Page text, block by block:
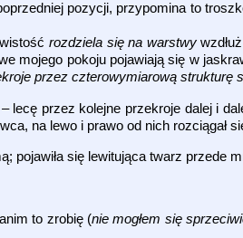
pozycji, przypomina to
rozdziela się na warstwy
mojego pokoju pojawiają się w
przez czterowymiarową strukturę
– lecę przez kolejne przekroje dalej i
na lewo i prawo od nich rozciągał
pojawiła się lewitująca twarz przede
to zrobię (nie mogłem się